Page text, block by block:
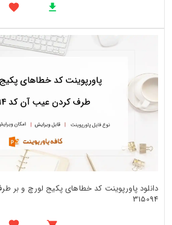
دانلود پاورپوینت کد خطاهای پکیج لورچ و بر
315094